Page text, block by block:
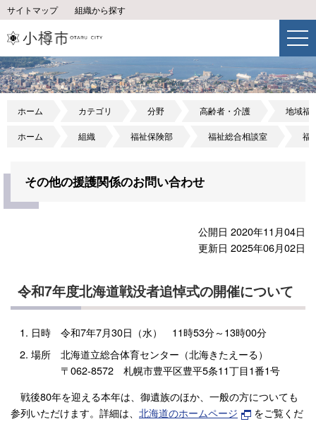
サイトマップ 組織から探す
ホーム カテゴリ 分野 高齢者・介護 地域福
ホーム 組織 福祉保険部 福祉総合相談室 福
その他の援護関係のお問い合わせ
公開日 2020年11月04日
更新日 2025年06月02日
令和7年度北海道戦没者追悼式の開催について
日時 令和7年7月30日（水） 11時53分～13時00分
場所 北海道立総合体育センター（北海きたえーる）
〒062-8572 札幌市豊平区豊平5条11丁目1番1号
戦後80年を迎える本年は、御遺族のほか、一般の方についても
参列いただけます。詳細は、 北海道のホームページ
をご覧くだ